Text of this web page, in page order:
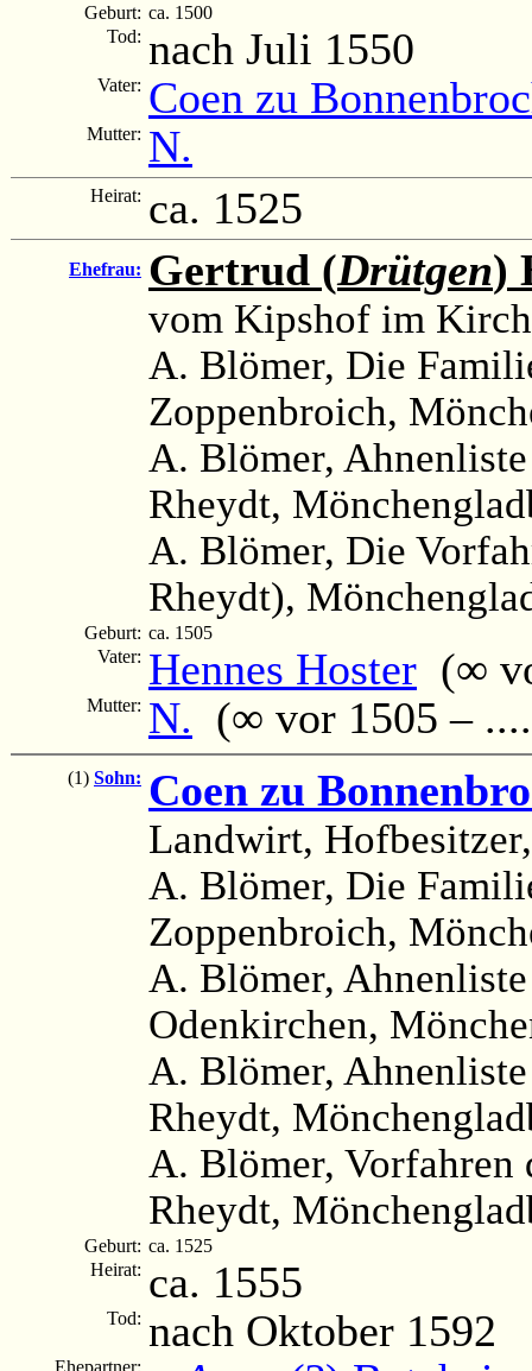
Geburt: ca. 1500
Tod: nach Juli 1550
Vater: Coen zu
Mutter: N.
Heirat: ca. 1525
Ehefrau: Gertrud (Drütgen)
vom Kipshof im
A. Blömer, Die
Zoppenbroich,
A. Blömer,
Rheydt,
A. Blömer, Die
Rheydt),
Geburt: ca. 1505
Vater: Hennes Hoster (∞
Mutter: N. (∞ vor 1505 –
(1) Sohn: Coen zu
Landwirt,
A. Blömer, Die
Zoppenbroich,
A. Blömer,
Odenkirchen,
A. Blömer,
Rheydt,
A. Blömer, Vorfahren
Rheydt,
Geburt: ca. 1525
Heirat: ca. 1555
Tod: nach Oktober 1592
Ehepartner: